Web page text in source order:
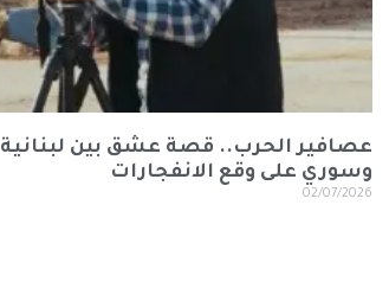
عصافير الحرب.. قصة عشق بين لبنانية
وسوري على وقع الانفجارات
02/07/2026